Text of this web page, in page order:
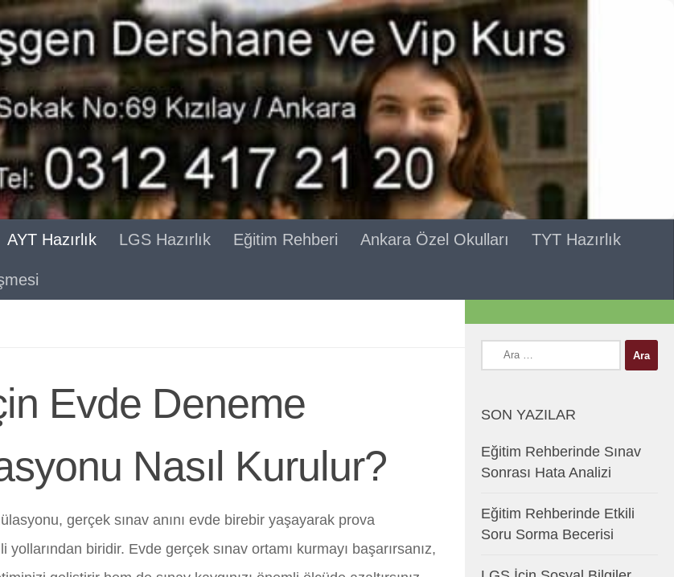
AYT Hazırlık LGS Hazırlık Eğitim Rehberi Ankara Özel Okulları TYT Hazırlık
Evde Deneme
Nasıl Kurulur?
gerçek sınav anını evde birebir yaşayarak prova
yollarından biridir. Evde gerçek sınav ortamı kurmayı başarırsanız,
Arama:
SON YAZILAR
Eğitim Rehberinde Sınav
Sonrası Hata Analizi
Eğitim Rehberinde Etkili
Soru Sorma Becerisi